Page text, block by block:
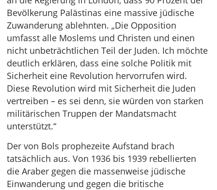
Bevölkerung Palästinas eine massive jüdische
Zuwanderung ablehnten. „Die Opposition
umfasst alle Moslems und Christen und einen
nicht unbeträchtlichen Teil der Juden. Ich möchte
deutlich erklären, dass eine solche Politik mit
Sicherheit eine Revolution hervorrufen wird.
Diese Revolution wird mit Sicherheit die Juden
vertreiben – es sei denn, sie würden von starken
militärischen Truppen der Mandatsmacht
unterstützt.“
Der von Bols prophezeite Aufstand brach
tatsächlich aus. Von 1936 bis 1939 rebellierten
die Araber gegen die massenweise jüdische
Einwanderung und gegen die britische